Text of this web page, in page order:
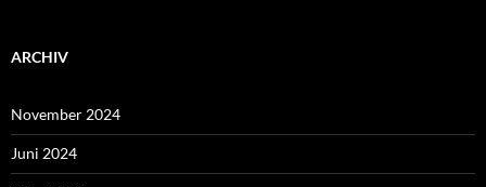
ARCHIV
November 2024
Juni 2024